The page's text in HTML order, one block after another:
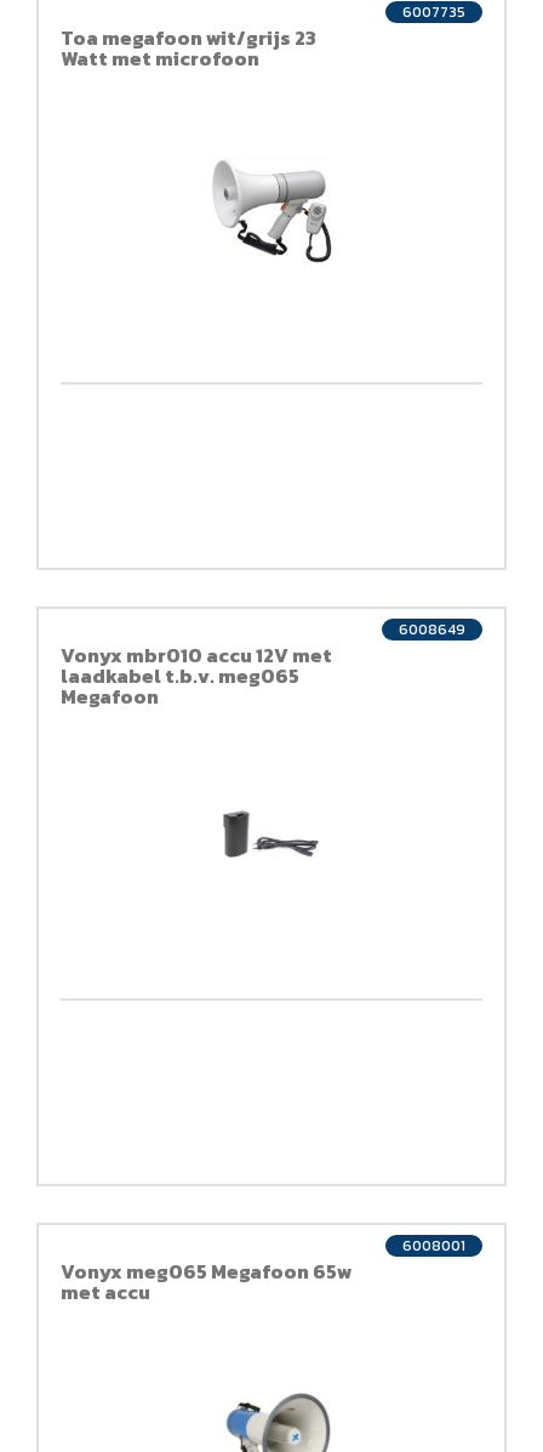
Toa megafoon wit/grijs 23
Watt met microfoon
6007735
Vonyx mbr010 accu 12V met
laadkabel t.b.v. meg065
Megafoon
6008649
Vonyx meg065 Megafoon 65w
met accu
6008001